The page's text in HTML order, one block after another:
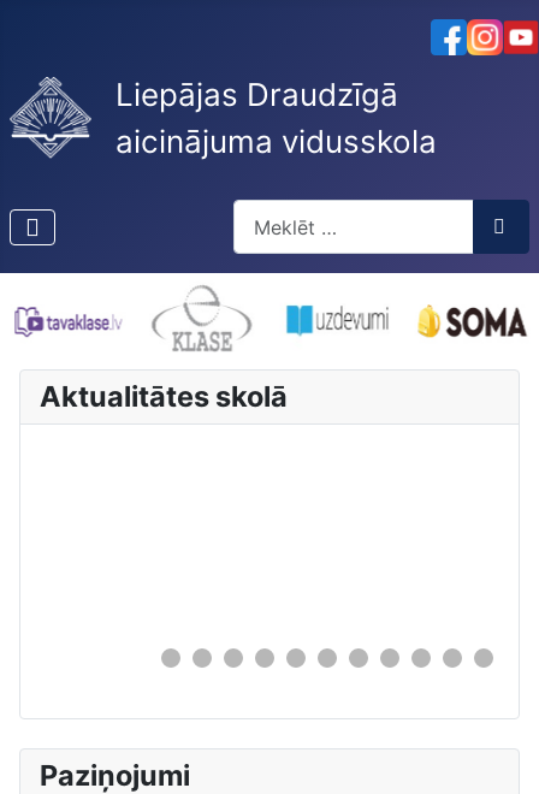
Liepājas Draudzīgā
aicinājuma vidusskola
Type 2 or more characters for
Aktualitātes skolā
Paziņojumi